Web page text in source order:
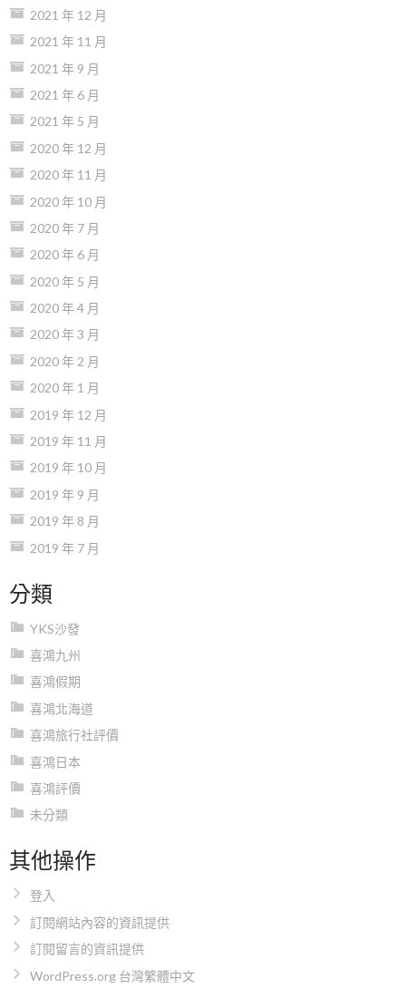
2021 年 12 月
2021 年 11 月
2021 年 9 月
2021 年 6 月
2021 年 5 月
2020 年 12 月
2020 年 11 月
2020 年 10 月
2020 年 7 月
2020 年 6 月
2020 年 5 月
2020 年 4 月
2020 年 3 月
2020 年 2 月
2020 年 1 月
2019 年 12 月
2019 年 11 月
2019 年 10 月
2019 年 9 月
2019 年 8 月
2019 年 7 月
分類
YKS沙發
喜鴻九州
喜鴻假期
喜鴻北海道
喜鴻旅行社評價
喜鴻日本
喜鴻評價
未分類
其他操作
登入
訂閱網站內容的資訊提供
訂閱留言的資訊提供
WordPress.org 台灣繁體中文